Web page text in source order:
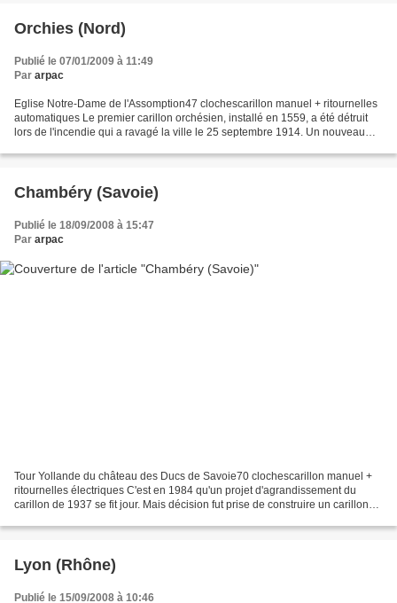
Orchies (Nord)
Publié le 07/01/2009 à 11:49
Par arpac
Eglise Notre-Dame de l'Assomption47 clochescarillon manuel + ritournelles
automatiques Le premier carillon orchésien, installé en 1559, a été détruit
lors de l'incendie qui a ravagé la ville le 25 septembre 1914. Un nouveau
Chambéry (Savoie)
Publié le 18/09/2008 à 15:47
Par arpac
Tour Yollande du château des Ducs de Savoie70 clochescarillon manuel +
ritournelles électriques C'est en 1984 qu'un projet d'agrandissement du
carillon de 1937 se fit jour. Mais décision fut prise de construire un carillon
Lyon (Rhône)
Publié le 15/09/2008 à 10:46